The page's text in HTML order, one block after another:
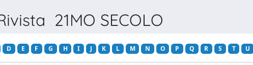
21MO SECOLO
D E F G H I J K L M N O P Q R S T U